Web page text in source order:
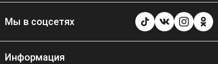
Мы в соцсетях
Информация